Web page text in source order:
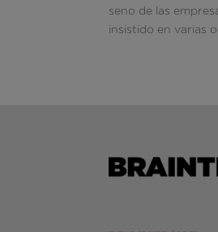
seno de las
insistido en varias